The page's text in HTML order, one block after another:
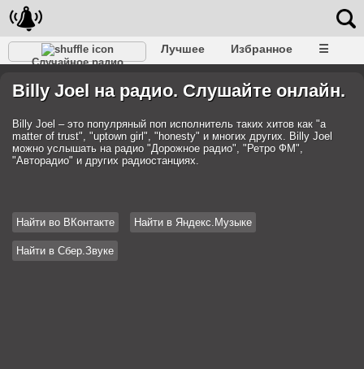
Случайное радио
Лучшее Избранное ☰
Billy Joel на радио. Слушайте онлайн.
Billy Joel – это популряный поп исполнитель таких хитов как "a
matter of trust", "uptown girl", "honesty" и многих других. Billy Joel
можно услышать на радио "Дорожное радио", "Ретро ФМ",
"Авторадио" и других радиостанциях.
Найти во ВКонтакте Найти в Яндекс.Музыке
Найти в Сбер.Звуке